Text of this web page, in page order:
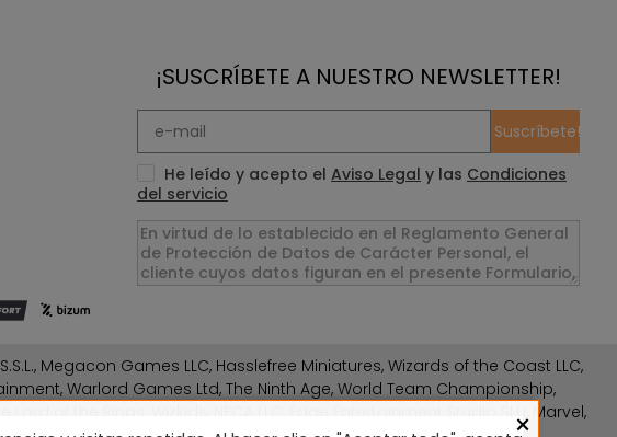
¡SUSCRÍBETE A NUESTRO NEWSLETTER!
Suscríbete!
He leído y acepto el Aviso Legal y las Condiciones
del servicio
Megacon Games LLC, Hasslefree Miniatures, Wizards of the Coast LLC,
Warlord Games Ltd, The Ninth Age, World Team Championship,
of the Rings, Wizkids, NECA LLC, Edge Entertainment Studio SLU, Marvel,
×